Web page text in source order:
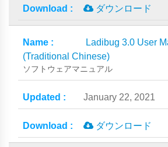
ダウンロード
Ladibug 3.0 User
(Traditional Chinese)
ソフトウェアマニュアル
January 22, 2021
ダウンロード